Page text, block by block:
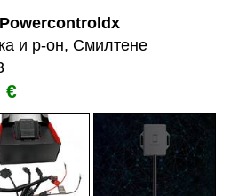
и р-он, Смилтене
€